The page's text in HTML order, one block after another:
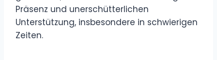
Präsenz und unerschütterlichen
Unterstützung, insbesondere in schwierigen
Zeiten.